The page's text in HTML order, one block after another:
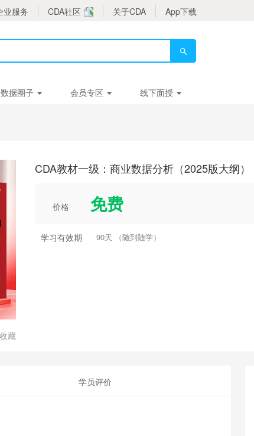
业服务 CDA社区 关于CDA App下载
数据圈子 会员专区 线下面授
收藏
CDA教材一级：商业数据分析（2025版大纲）
价格 免费
学习有效期 90天 （随到随学）
学员评价